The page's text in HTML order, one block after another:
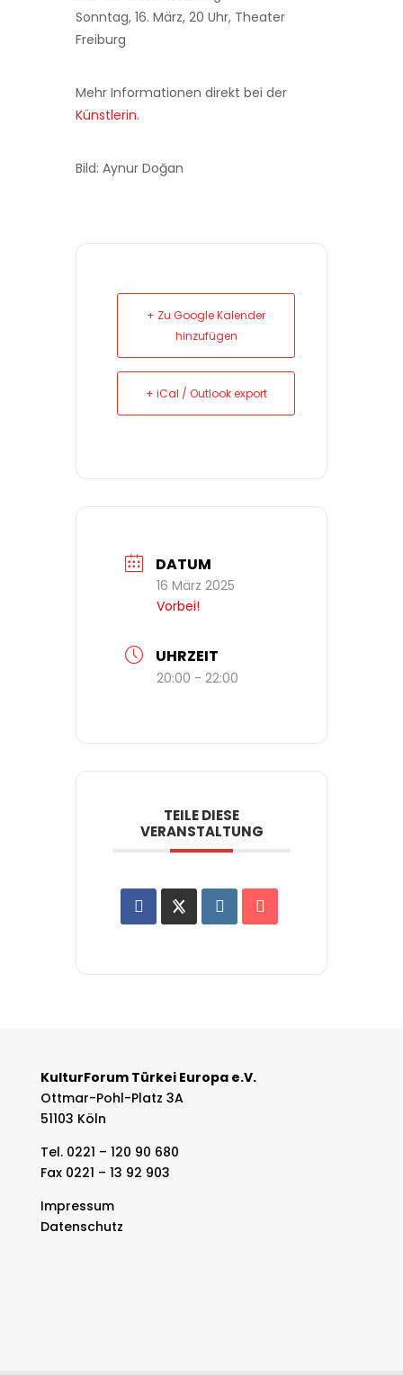
Sonntag, 16. März, 20 Uhr, Theater
Freiburg
Mehr Informationen direkt bei der
Künstlerin.
Bild: Aynur Doğan
+ Zu Google Kalender
hinzufügen
+ iCal / Outlook export
DATUM
16 März 2025
Vorbei!
UHRZEIT
20:00 - 22:00
TEILE DIESE
VERANSTALTUNG
KulturForum Türkei Europa e.V.
Ottmar-Pohl-Platz 3A
51103 Köln
Tel. 0221 – 120 90 680
Fax 0221 – 13 92 903
Impressum
Datenschutz